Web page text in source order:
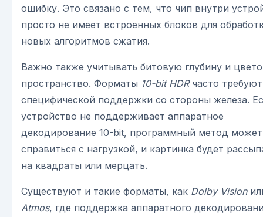
ошибку. Это связано с тем, что чип внутри
просто не имеет встроенных блоков для
новых алгоритмов сжатия.
Важно также учитывать битовую глубину и
пространство. Форматы 10-bit HDRчасто требуют
специфической поддержки со стороны железа.
устройство не поддерживает аппаратное
декодирование 10-bit, программный метод
справиться с нагрузкой, и картинка будет
на квадраты или мерцать.
Существуют и такие форматы, как Dolby Vision
Atmos, где поддержка аппаратного